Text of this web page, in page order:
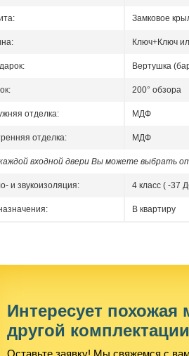
Замковое
Ключ+Ключ
Вертушка
200° обзора
отделка: МДФ
отделка: МДФ
входной двери Вы можете выбрать
и звукоизоляция: 4 класс ( -37
В квартиру
Интересует похожая
другой